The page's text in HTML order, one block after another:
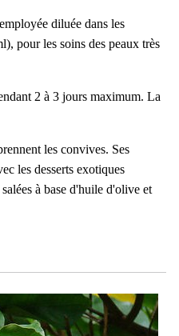
diluée dans les
pour les soins des peaux très
2 à 3 jours maximum. La
les convives. Ses
les desserts exotiques
à base d'huile d'olive et